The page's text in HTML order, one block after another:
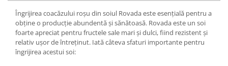
Îngrijirea coacăzului roșu din soiul Rovada este esențială pentru a
obține o producție abundentă și sănătoasă. Rovada este un soi
foarte apreciat pentru fructele sale mari și dulci, fiind rezistent și
relativ ușor de întreținut. Iată câteva sfaturi importante pentru
îngrijirea acestui soi: